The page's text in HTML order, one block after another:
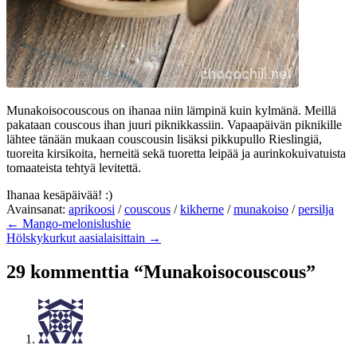
Munakoisocouscous on ihanaa niin lämpinä kuin kylmänä. Meillä
pakataan couscous ihan juuri piknikkassiin. Vapaapäivän piknikille
lähtee tänään mukaan couscousin lisäksi pikkupullo Rieslingiä,
tuoreita kirsikoita, herneitä sekä tuoretta leipää ja aurinkokuivatuista
tomaateista tehtyä levitettä.
Ihanaa kesäpäivää! :)
Avainsanat: aprikoosi /couscous /kikherne /munakoiso /persilja
← Mango-melonislushie
Hölskykurkut aasialaisittain →
29 kommenttia “Munakoisocouscous”